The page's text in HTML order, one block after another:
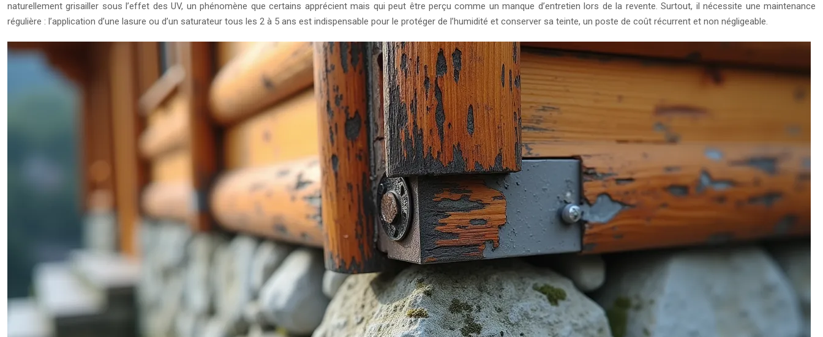
naturellement grisailler sous l’effet des UV, un phénomène que certains apprécient mais qui peut être perçu comme un manque d’entretien lors de la revente. Surtout, il nécessite une maintenance
régulière : l’application d’une lasure ou d’un saturateur tous les 2 à 5 ans est indispensable pour le protéger de l’humidité et conserver sa teinte, un poste de coût récurrent et non négligeable.